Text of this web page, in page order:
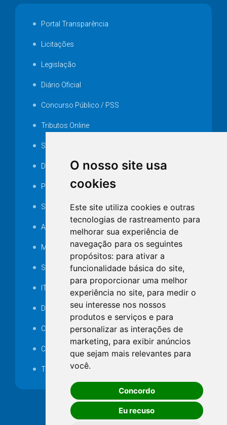
O nosso site usa
cookies
Este site utiliza cookies e outras
tecnologias de rastreamento para
melhorar sua experiência de
navegação para os seguintes
propósitos: para ativar a
funcionalidade básica do site,
para proporcionar uma melhor
experiência no site, para medir o
seu interesse nos nossos
produtos e serviços e para
personalizar as interações de
marketing, para exibir anúncios
que sejam mais relevantes para
você.
Concordo
Eu recuso
Portal Transparência
Licitações
Legislação
Diário Oficial
Concurso Público / PSS
Tributos Online
Serviços ISS-E
Decretos
Portarias
SAMAE
Audiência pública
MANUTENÇÃO DE ILUMINAÇÃO PÚBLICA
Serviços Técnicos TI
ITR
Desapropriações
Catalogo Eletrônico de Padronização
Consórcios Municipais
Telefones Úteis